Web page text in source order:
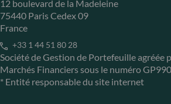
12 boulevard de la Madeleine
75440 Paris Cedex 09
France
+33 1 44 51 80 28
Société de Gestion de Portefeuille agréée
Marchés Financiers sous le numéro
* Entité responsable du site internet